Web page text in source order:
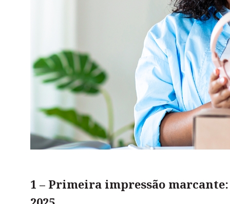
1 – Primeira impressão